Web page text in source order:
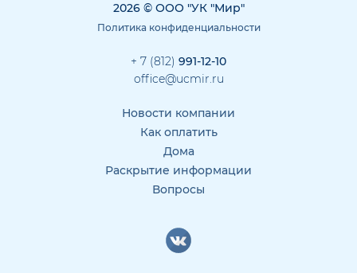
2026 © ООО "УК "Мир"
Политика конфиденциальности
+ 7 (812) 991-12-10
office@ucmir.ru
Новости компании
Как оплатить
Дома
Раскрытие информации
Вопросы